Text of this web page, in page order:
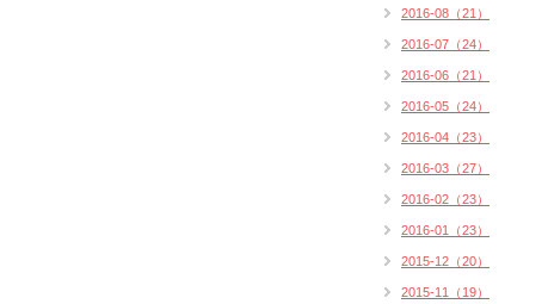
2016-08（21）
2016-07（24）
2016-06（21）
2016-05（24）
2016-04（23）
2016-03（27）
2016-02（23）
2016-01（23）
2015-12（20）
2015-11（19）